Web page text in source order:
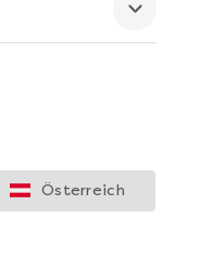
Österreich